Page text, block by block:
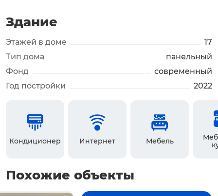
Здание
Этажей в доме
17
Тип дома
панельный
Фонд
современный
Год постройки
2022
Кондиционер Интернет Мебель
Похожие объекты